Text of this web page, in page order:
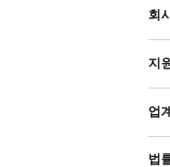
회
지원
업
법